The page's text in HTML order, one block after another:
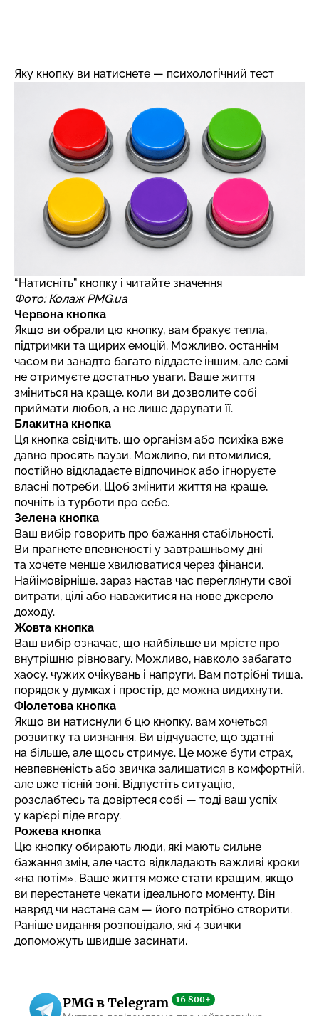
Яку кнопку ви натиснете — психологічний тест
“Натисніть” кнопку і читайте значення
Фото: Колаж PMG.ua
Червона кнопка
Якщо ви обрали цю кнопку, вам бракує тепла,
підтримки та щирих емоцій. Можливо, останнім
часом ви занадто багато віддаєте іншим, але самі
не отримуєте достатньо уваги. Ваше життя
зміниться на краще, коли ви дозволите собі
приймати любов, а не лише дарувати її.
Блакитна кнопка
Ця кнопка свідчить, що організм або психіка вже
давно просять паузи. Можливо, ви втомилися,
постійно відкладаєте відпочинок або ігноруєте
власні потреби. Щоб змінити життя на краще,
почніть із турботи про себе.
Зелена кнопка
Ваш вибір говорить про бажання стабільності.
Ви прагнете впевненості у завтрашньому дні
та хочете менше хвилюватися через фінанси.
Найімовірніше, зараз настав час переглянути свої
витрати, цілі або наважитися на нове джерело
доходу.
Жовта кнопка
Ваш вибір означає, що найбільше ви мрієте про
внутрішню рівновагу. Можливо, навколо забагато
хаосу, чужих очікувань і напруги. Вам потрібні тиша,
порядок у думках і простір, де можна видихнути.
Фіолетова кнопка
Якщо ви натиснули б цю кнопку, вам хочеться
розвитку та визнання. Ви відчуваєте, що здатні
на більше, але щось стримує. Це може бути страх,
невпевненість або звичка залишатися в комфортній,
але вже тісній зоні. Відпустіть ситуацію,
розслабтесь та довіртеся собі — тоді ваш успіх
у кар’єрі піде вгору.
Рожева кнопка
Цю кнопку обирають люди, які мають сильне
бажання змін, але часто відкладають важливі кроки
«на потім». Ваше життя може стати кращим, якщо
ви перестанете чекати ідеального моменту. Він
навряд чи настане сам — його потрібно створити.
Раніше видання розповідало, які 4 звички
допоможуть швидше засинати.
PMG в Telegram 16 800+